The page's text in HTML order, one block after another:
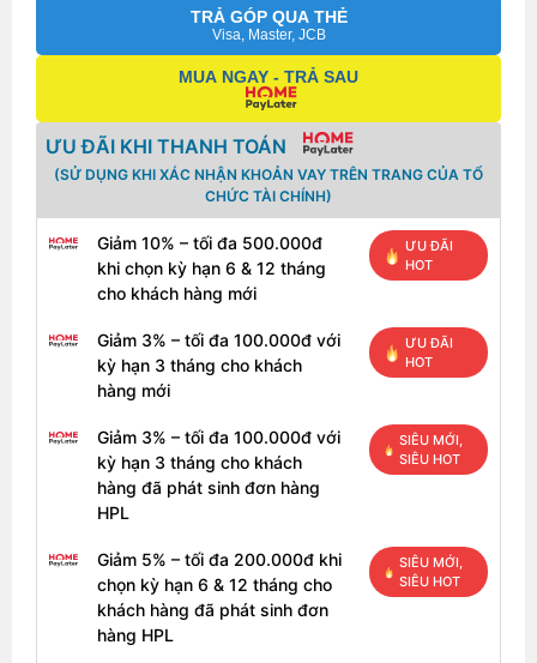
TRẢ GÓP QUA THẺ
Visa, Master, JCB
MUA NGAY - TRẢ SAU
ƯU ĐÃI KHI THANH TOÁN
(SỬ DỤNG KHI XÁC NHẬN KHOẢN VAY TRÊN TRANG CỦA TỔ
CHỨC TÀI CHÍNH)
Giảm 10% – tối đa 500.000đ
khi chọn kỳ hạn 6 & 12 tháng
cho khách hàng mới
ƯU ĐÃI
HOT
Giảm 3% – tối đa 100.000đ với
kỳ hạn 3 tháng cho khách
hàng mới
ƯU ĐÃI
HOT
Giảm 3% – tối đa 100.000đ với
kỳ hạn 3 tháng cho khách
hàng đã phát sinh đơn hàng
HPL
SIÊU MỚI,
SIÊU HOT
Giảm 5% – tối đa 200.000đ khi
chọn kỳ hạn 6 & 12 tháng cho
khách hàng đã phát sinh đơn
hàng HPL
SIÊU MỚI,
SIÊU HOT